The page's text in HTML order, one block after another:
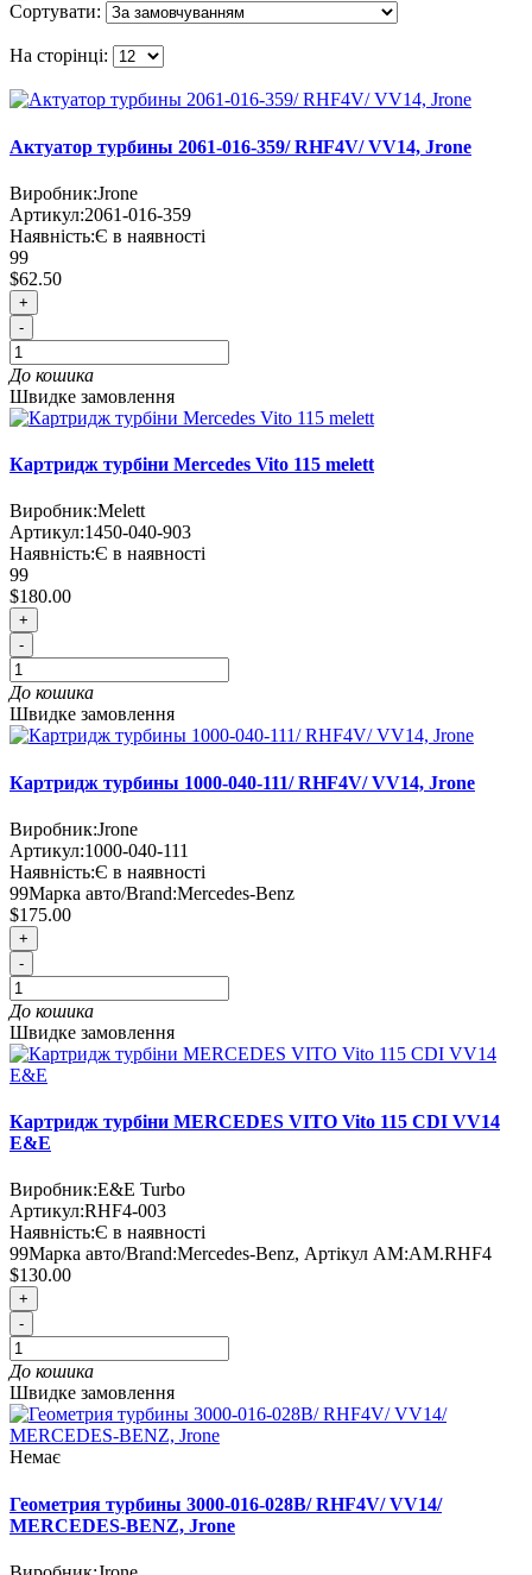
Сортувати:
На сторінці:
Актуатор турбины 2061-016-359/ RHF4V/ VV14, Jrone
Виробник:Jrone
Артикул:2061-016-359
Наявність:Є в наявності
99
$62.50
+
-
До кошика
Швидке замовлення
Картридж турбіни Mercedes Vito 115 melett
Виробник:Melett
Артикул:1450-040-903
Наявність:Є в наявності
99
$180.00
+
-
До кошика
Швидке замовлення
Картридж турбины 1000-040-111/ RHF4V/ VV14, Jrone
Виробник:Jrone
Артикул:1000-040-111
Наявність:Є в наявності
99Марка авто/Brand:Mercedes-Benz
$175.00
+
-
До кошика
Швидке замовлення
Картридж турбіни MERCEDES VITO Vito 115 CDI VV14
E&E
Виробник:E&E Turbo
Артикул:RHF4-003
Наявність:Є в наявності
99Марка авто/Brand:Mercedes-Benz, Артікул AM:AM.RHF4
$130.00
+
-
До кошика
Швидке замовлення
Немає
Геометрия турбины 3000-016-028B/ RHF4V/ VV14/
MERCEDES-BENZ, Jrone